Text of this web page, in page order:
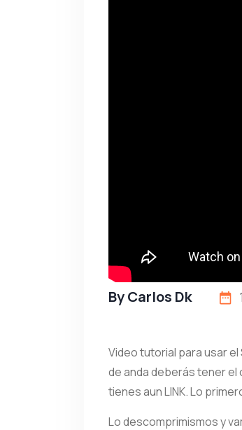
ByCarlos Dk
Video tutorial para usar
de anda deberás tener el
tienes aun LINK. Lo
Lo descomprimismos y